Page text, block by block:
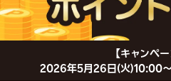
【キャンペー
2026年5月26日(火)10:00